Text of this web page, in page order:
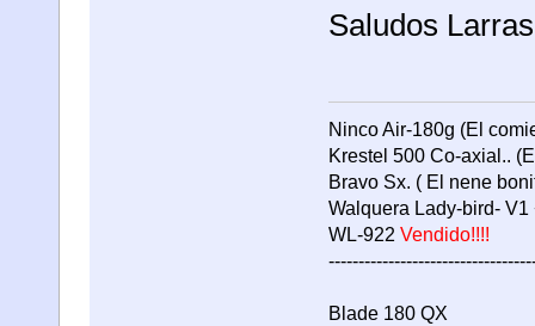
Saludos Larras
Ninco Air-180g (El
Krestel 500 Co-axial..
Bravo Sx. ( El nene
Walquera Lady-bird-
WL-922 Vendido!!!!
Blade 180 QX